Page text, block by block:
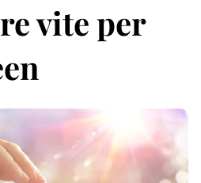
vite per